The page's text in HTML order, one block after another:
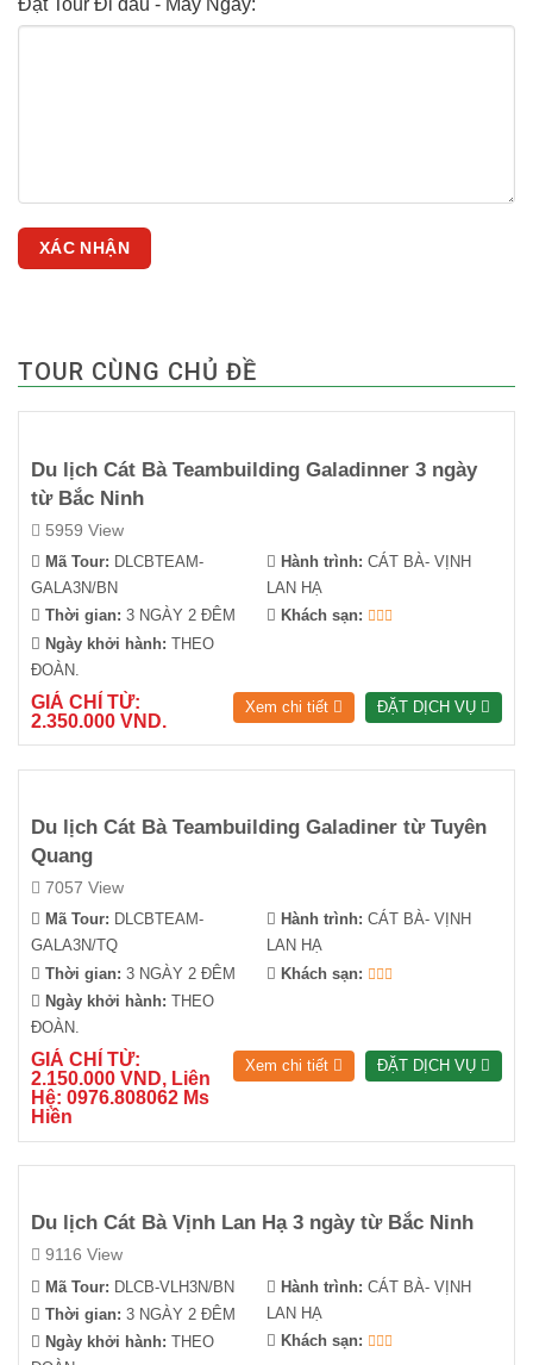
TOUR CÙNG CHỦ ĐỀ
Du lịch Cát Bà Teambuilding Galadinner 3 ngày
từ Bắc Ninh
5959 View
Mã Tour: DLCBTEAM-
GALA3N/BN
Thời gian: 3 NGÀY 2 ĐÊM
Ngày khởi hành: THEO
ĐOÀN.
Hành trình: CÁT BÀ- VỊNH
LAN HẠ
Khách sạn:
GIÁ CHỈ TỪ:
2.350.000 VND.
Xem chi tiết ĐẶT DỊCH VỤ
Du lịch Cát Bà Teambuilding Galadiner từ Tuyên
Quang
7057 View
Mã Tour: DLCBTEAM-
GALA3N/TQ
Thời gian: 3 NGÀY 2 ĐÊM
Ngày khởi hành: THEO
ĐOÀN.
Hành trình: CÁT BÀ- VỊNH
LAN HẠ
Khách sạn:
GIÁ CHỈ TỪ:
2.150.000 VND, Liên
Hệ: 0976.808062 Ms
Hiền
Xem chi tiết ĐẶT DỊCH VỤ
Du lịch Cát Bà Vịnh Lan Hạ 3 ngày từ Bắc Ninh
9116 View
Mã Tour: DLCB-VLH3N/BN
Thời gian: 3 NGÀY 2 ĐÊM
Ngày khởi hành: THEO
Hành trình: CÁT BÀ- VỊNH
LAN HẠ
Khách sạn: